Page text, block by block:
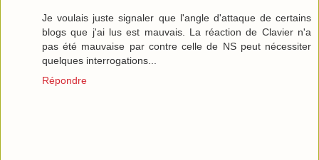
Je voulais juste signaler que l'angle d'attaque de certains
blogs que j'ai lus est mauvais. La réaction de Clavier n'a
pas été mauvaise par contre celle de NS peut nécessiter
quelques interrogations...
Répondre